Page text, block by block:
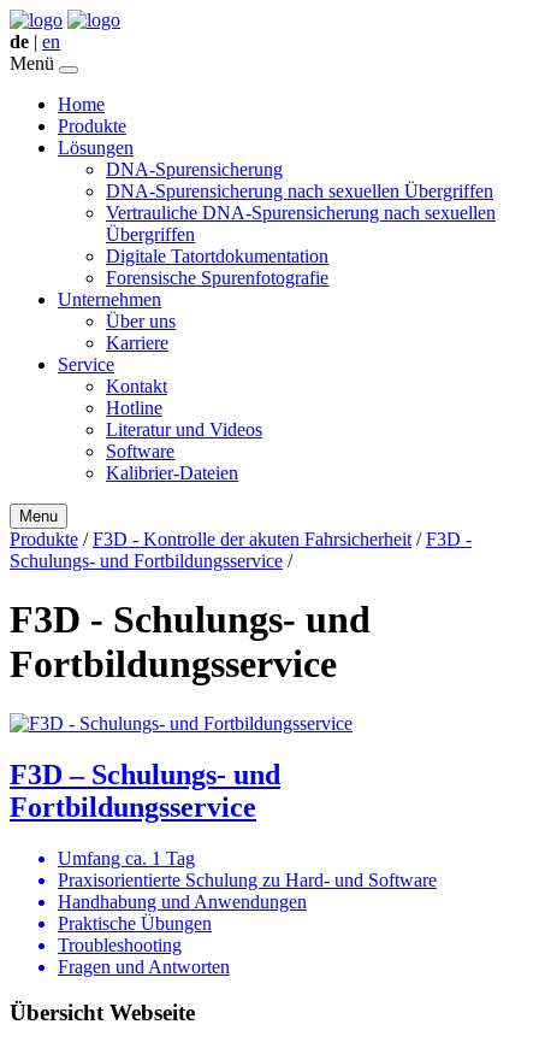
de | en
Menü
Home
Produkte
Lösungen
DNA-Spurensicherung
DNA-Spurensicherung nach sexuellen Übergriffen
Vertrauliche DNA-Spurensicherung nach sexuellen
Übergriffen
Digitale Tatortdokumentation
Forensische Spurenfotografie
Unternehmen
Über uns
Karriere
Service
Kontakt
Hotline
Literatur und Videos
Software
Kalibrier-Dateien
Menu
Produkte /F3D - Kontrolle der akuten Fahrsicherheit /F3D -
Schulungs- und Fortbildungsservice /
F3D - Schulungs- und
Fortbildungsservice
F3D – Schulungs- und
Fortbildungsservice
Umfang ca. 1 Tag
Praxisorientierte Schulung zu Hard- und Software
Handhabung und Anwendungen
Praktische Übungen
Troubleshooting
Fragen und Antworten
Übersicht Webseite